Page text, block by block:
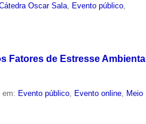
Oscar Sala Evento público
Fatores de Estresse Ambiental
Evento público Evento online Meio